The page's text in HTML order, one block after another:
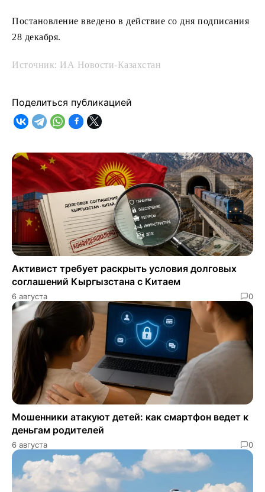
Постановление введено в действие со дня подписания
28 декабря.
Источник: ИА Новости-Казахстан
Поделиться публикацией
Активист требует раскрыть условия долговых
соглашений Кыргызстана с Китаем
6 августа 0
Мошенники атакуют детей: как смартфон ведет к
деньгам родителей
6 августа 0